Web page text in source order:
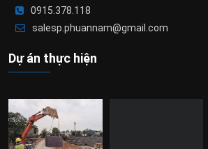
0915.378.118
salesp.phuannam@gmail.com
Dự án thực hiện